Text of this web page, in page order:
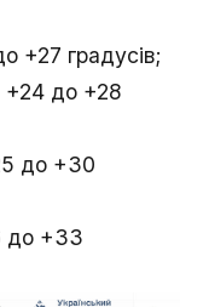
+27 градусів;
+24 до +28
до +30
до +33